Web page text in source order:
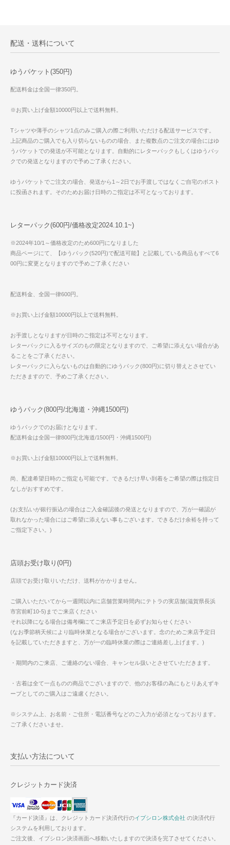
配送・送料について
ゆうパケット(350円)
配送料金は全国一律350円。
※お買い上げ金額10000円以上で送料無料。
Tシャツや薄手のシャツ1点のみご購入の際ご利用いただける配送サービスです。
上記商品のご購入でも入り切らないものの場合、また複数点のご注文の場合にはゆ
うパケットでの発送が不可能となります。自動的にレターパックもしくはゆうパッ
クでの発送となりますので予めご了承ください。
ゆうパケットでご注文の場合、発送から1～2日でお手渡しではなくご自宅のポスト
に投函されます。そのためお届け日時のご指定は不可となっております。
レターパック(600円/価格改定2024.10.1~)
※2024年10/1～価格改定のため600円になりました
商品ページにて、【ゆうパック(520円)で配送可能】と記載している商品もすべて6
00円に変更となりますので予めご了承ください
配送料金、全国一律600円。
※お買い上げ金額10000円以上で送料無料。
お手渡しとなりますが日時のご指定は不可となります。
レターパックに入るサイズのもの限定となりますので、ご希望に添えない場合があ
ることをご了承ください。
レターパックに入らないものは自動的にゆうパック(800円)に切り替えとさせてい
ただきますので、予めご了承ください。
ゆうパック(800円/北海道・沖縄1500円)
ゆうパックでのお届けとなります。
配送料金は全国一律800円(北海道/1500円・沖縄1500円)
※お買い上げ金額10000円以上で送料無料。
尚、配達希望日時のご指定も可能です。できるだけ早い到着をご希望の際は指定日
なしがおすすめです。
(お支払いが銀行振込の場合はご入金確認後の発送となりますので、万が一確認が
取れなかった場合にはご希望に添えない事もございます。できるだけ余裕を持って
ご指定下さい。)
店頭お受け取り(0円)
店頭でお受け取りいただけ、送料がかかりません。
ご購入いただいてから一週間以内に店舗営業時間内にテトラの実店舗(滋賀県長浜
市宮前町10-5)までご来店ください
それ以降になる場合は備考欄にてご来店予定日を必ずお知らせください
(なお季節柄天候により臨時休業となる場合がございます。念のためご来店予定日
を記載していただきますと、万が一の臨時休業の際はご連絡差し上げます。)
・期間内のご来店、ご連絡のない場合、キャンセル扱いとさせていただきます。
・古着は全て一点ものの商品でございますので、他のお客様の為にもとりあえずキ
ープとしてのご購入はご遠慮ください。
※システム上、お名前・ご住所・電話番号などのご入力が必須となっております。
ご了承くださいませ。
支払い方法について
クレジットカード決済
『カード決済』は、クレジットカード決済代行のイプシロン株式会社 の決済代行
システムを利用しております。
ご注文後、イプシロン決済画面へ移動いたしますので決済を完了させてください。